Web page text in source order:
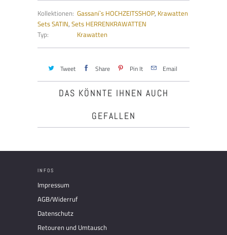
Kollektionen: Gassani`s HOCHZEITSSHOP, Krawatten
Sets SATIN, Sets HERRENKRAWATTEN
Typ:
Krawatten
Tweet Share Pin It Email
DAS KÖNNTE IHNEN AUCH
GEFALLEN
INFOS
Impressum
AGB/Widerruf
Datenschutz
Retouren und Umtausch